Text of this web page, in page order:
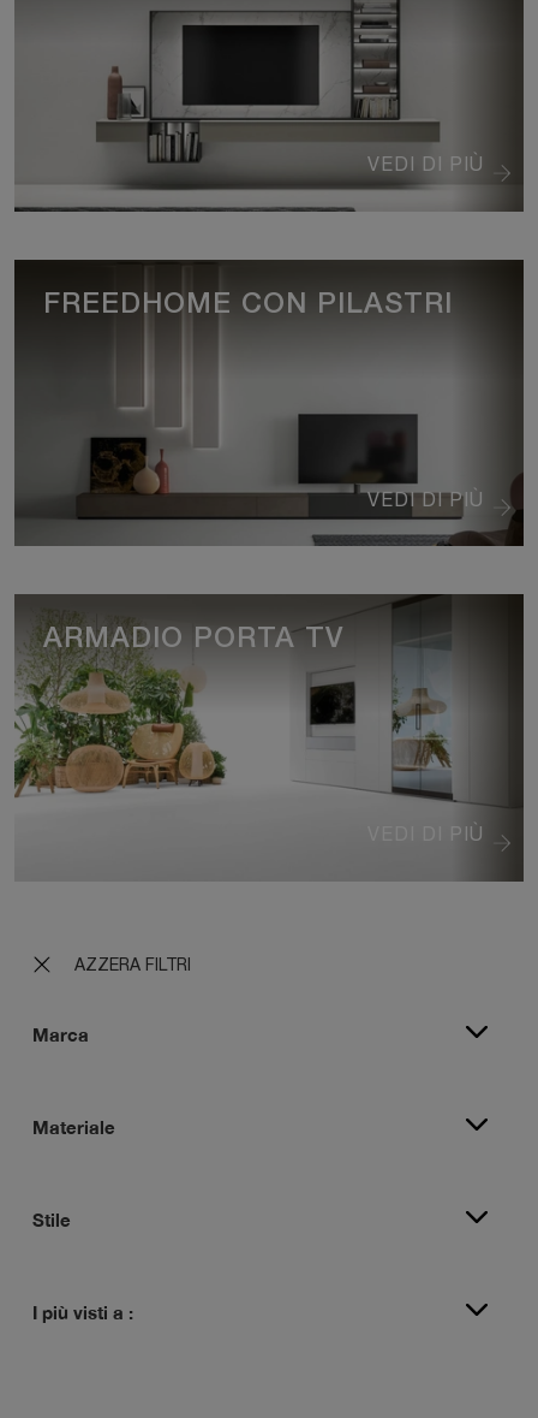
AZZERA FILTRI
Marca
Materiale
Stile
I più visti a :
VEDI DI PIÙ
VEDI DI PIÙ
FREEDHOME CON PILASTRI
VEDI DI PIÙ
ARMADIO PORTA TV